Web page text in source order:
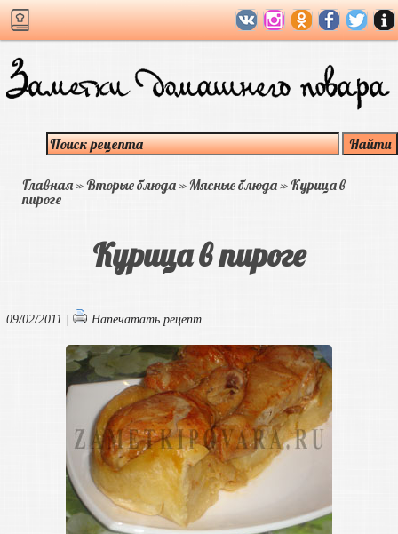
Главная»Вторые блюда»Мясные блюда»Курица в
пироге
Курица в пироге
09/02/2011 | Напечатать рецепт